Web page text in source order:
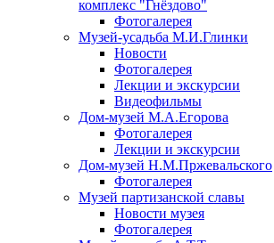
комплекс "Гнёздово"
Фотогалерея
Музей-усадьба М.И.Глинки
Новости
Фотогалерея
Лекции и экскурсии
Видеофильмы
Дом-музей М.А.Егорова
Фотогалерея
Лекции и экскурсии
Дом-музей Н.М.Пржевальского
Фотогалерея
Музей партизанской славы
Новости музея
Фотогалерея